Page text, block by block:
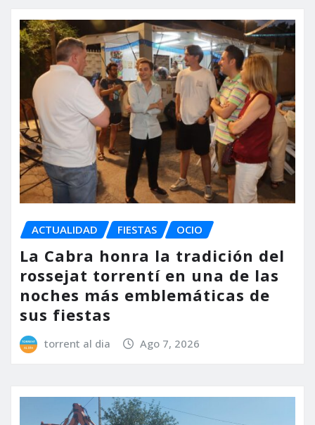
ACTUALIDAD FIESTAS OCIO
La Cabra honra la tradición del
rossejat torrentí en una de las
noches más emblemáticas de
sus fiestas
torrent al dia Ago 7, 2026